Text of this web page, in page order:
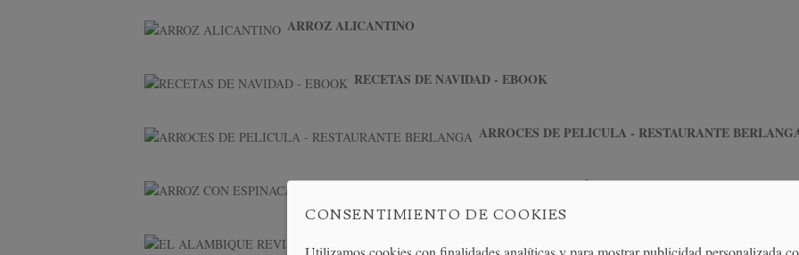
ARROZ ALICANTINO
RECETAS DE NAVIDAD - EBOOK
ARROCES DE PELICULA - RESTAURANTE
ARROZ CON ESPINACAS Y GAMBÓN
CONSENTIMIENTO DE COOKIES